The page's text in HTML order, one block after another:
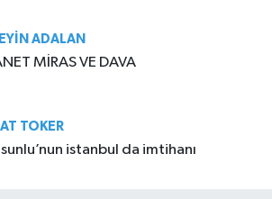
ADALAN
MİRAS VE DAVA
TOKER
istanbul da imtihanı